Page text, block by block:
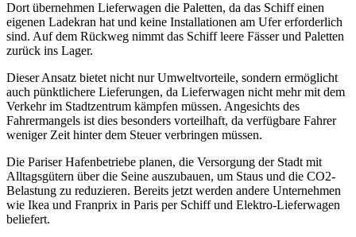
Dort übernehmen Lieferwagen die Paletten, da das Schiff einen
eigenen Ladekran hat und keine Installationen am Ufer erforderlich
sind. Auf dem Rückweg nimmt das Schiff leere Fässer und Paletten
zurück ins Lager.
Dieser Ansatz bietet nicht nur Umweltvorteile, sondern ermöglicht
auch pünktlichere Lieferungen, da Lieferwagen nicht mehr mit dem
Verkehr im Stadtzentrum kämpfen müssen. Angesichts des
Fahrermangels ist dies besonders vorteilhaft, da verfügbare Fahrer
weniger Zeit hinter dem Steuer verbringen müssen.
Die Pariser Hafenbetriebe planen, die Versorgung der Stadt mit
Alltagsgütern über die Seine auszubauen, um Staus und die CO2-
Belastung zu reduzieren. Bereits jetzt werden andere Unternehmen
wie Ikea und Franprix in Paris per Schiff und Elektro-Lieferwagen
beliefert.